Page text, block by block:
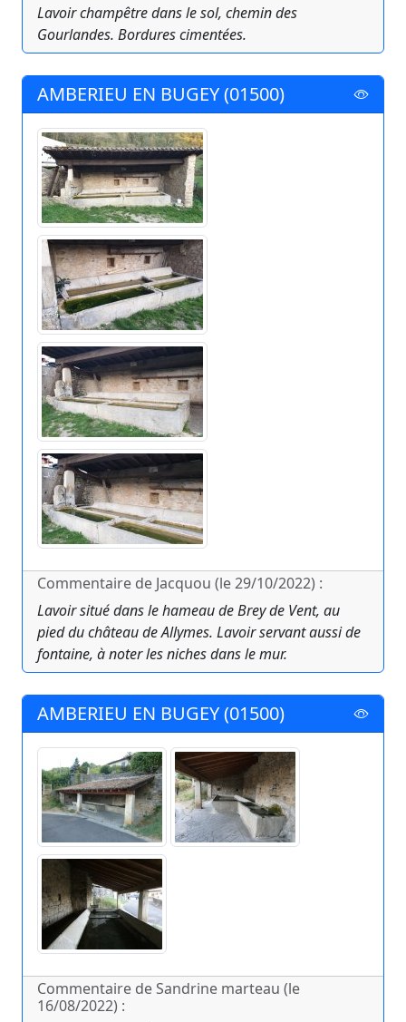
Lavoir champêtre dans le sol, chemin des
Gourlandes. Bordures cimentées.
AMBERIEU EN BUGEY (01500)
Commentaire de Jacquou (le 29/10/2022) :
Lavoir situé dans le hameau de Brey de Vent, au
pied du château de Allymes. Lavoir servant aussi de
fontaine, à noter les niches dans le mur.
AMBERIEU EN BUGEY (01500)
Commentaire de Sandrine marteau (le
16/08/2022) :